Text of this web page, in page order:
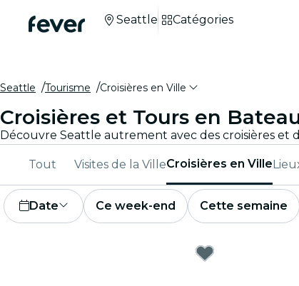
Seattle Catégories
Seattle Tourisme Croisières en Ville
Croisières et Tours en
Tout Visites de la VilleCroisières en Ville
Date Ce week-end Cette semaine